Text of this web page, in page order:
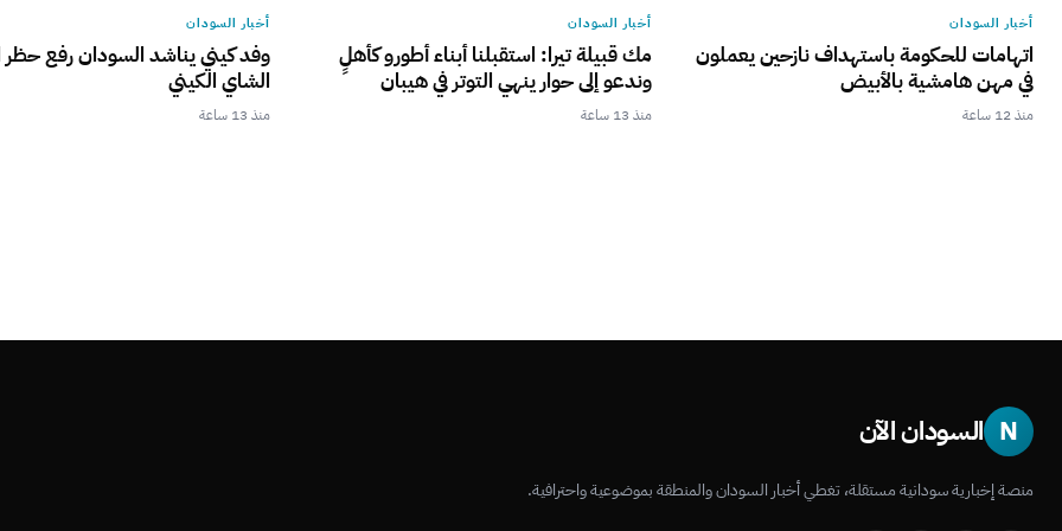
أخبار السودان
اتهامات للحكومة باستهداف نازحين يعملون
في مهن هامشية بالأبيض
منذ 12 ساعة
أخبار السودان
مك قبيلة تيرا: استقبلنا أبناء أطورو كأهلٍ
وندعو إلى حوار ينهي التوتر في هيبان
منذ 13 ساعة
أخبار السودان
وفد كيني يناشد السودان رفع حظر
الشاي الكيني
منذ 13 ساعة
N السودان الآن
منصة إخبارية سودانية مستقلة، تغطي أخبار السودان والمنطقة بموضوعية واحترافية.